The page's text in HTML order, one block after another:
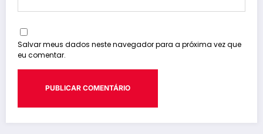
Salvar meus dados neste navegador para a próxima vez que
eu comentar.